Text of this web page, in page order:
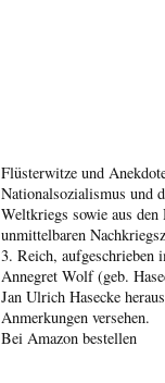
Flüsterwitze und
Nationalsozialismus und
Weltkriegs sowie aus den
unmittelbaren
3. Reich, aufgeschrieben
Annegret Wolf (geb.
Jan Ulrich Hasecke
Anmerkungen versehen.
Bei Amazon bestellen